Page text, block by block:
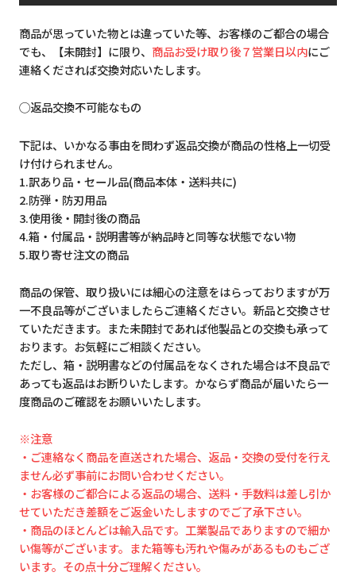
商品が思っていた物とは違っていた等、お客様のご都合の場合
でも、【未開封】に限り、 商品お受け取り後７営業日以内にご
連絡くだされば交換対応いたします。
◯返品交換不可能なもの
下記は、いかなる事由を問わず返品交換が商品の性格上一切受
け付けられません。
1.訳あり品・セール品(商品本体・送料共に)
2.防弾・防刃用品
3.使用後・開封後の商品
4.箱・付属品・説明書等が納品時と同等な状態でない物
5.取り寄せ注文の商品
商品の保管、取り扱いには細心の注意をはらっておりますが万
一不良品等がございましたらご連絡ください。新品と交換させ
ていただきます。また未開封であれば他製品との交換も承って
おります。お気軽にご相談ください。
ただし、箱・説明書などの付属品をなくされた場合は不良品で
あっても返品はお断りいたします。かならず商品が届いたら一
度商品のご確認をお願いいたします。
※注意
・ご連絡なく商品を直送された場合、返品・交換の受付を行え
ません必ず事前にお問い合わせください。
・お客様のご都合による返品の場合、送料・手数料は差し引か
せていただき差額をご返金いたしますのでご了承下さい。
・商品のほとんどは輸入品です。工業製品でありますので細か
い傷等がございます。また箱等も汚れや傷みがあるものもござ
います。その点十分ご理解ください。